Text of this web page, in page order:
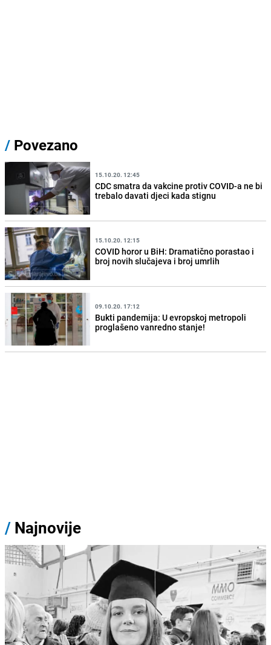
/ Povezano
15.10.20. 12:45
CDC smatra da vakcine protiv COVID-a ne bi
trebalo davati djeci kada stignu
15.10.20. 12:15
COVID horor u BiH: Dramatično porastao i
broj novih slučajeva i broj umrlih
09.10.20. 17:12
Bukti pandemija: U evropskoj metropoli
proglašeno vanredno stanje!
/ Najnovije